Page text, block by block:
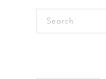
Search